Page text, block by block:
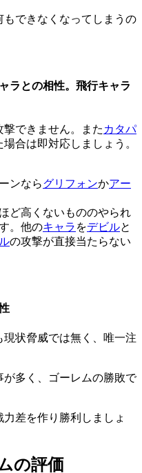
できなくなってしまうの
ラとの相性。飛行キャラ
できません。また カタパ
合は即対応しましょう。
ンならグリフォンかアー
ど高くないもののやられ
。他のキャラ をデビルと
の攻撃が直接当たらない
現状脅威では無く、唯一注
多く、ゴーレムの勝敗で
力差を作り勝利しましょ
の評価